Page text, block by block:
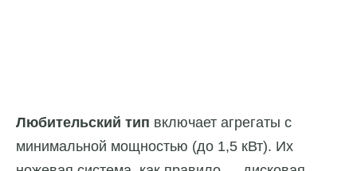
Любительский тип включает агрегаты с
минимальной мощностью (до 1,5 кВт). Их